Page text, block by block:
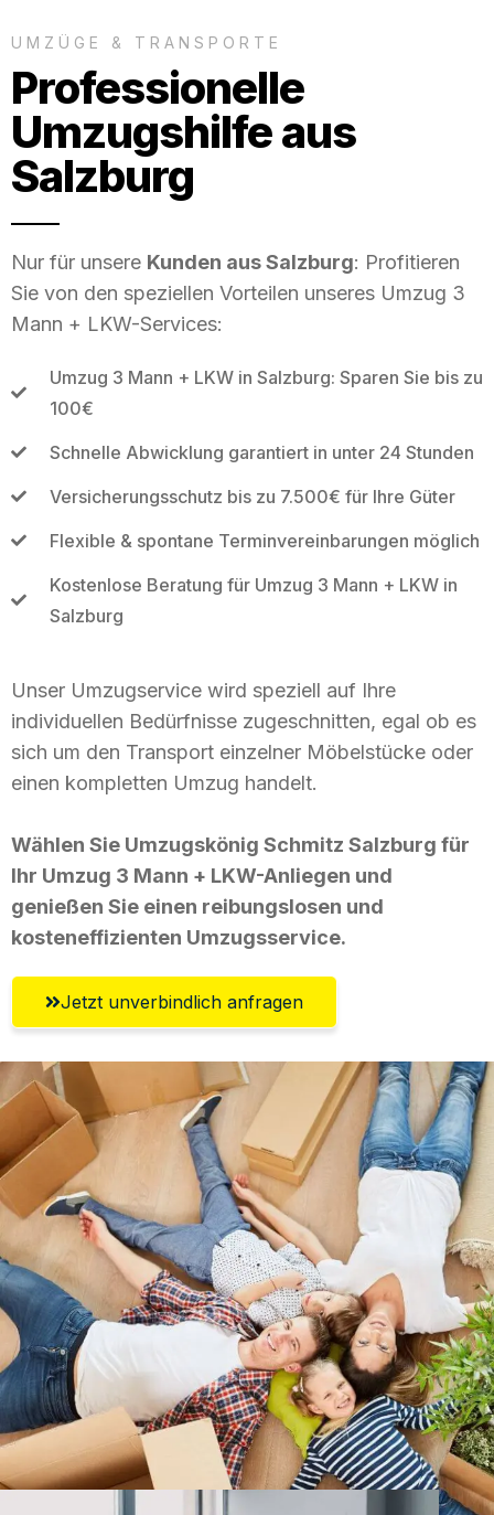
UMZÜGE & TRANSPORTE
Professionelle
Umzugshilfe aus
Salzburg
Nur für unsere Kunden aus Salzburg: Profitieren
Sie von den speziellen Vorteilen unseres Umzug 3
Mann + LKW-Services:
Umzug 3 Mann + LKW in Salzburg: Sparen Sie bis zu
100€
Schnelle Abwicklung garantiert in unter 24 Stunden
Versicherungsschutz bis zu 7.500€ für Ihre Güter
Flexible & spontane Terminvereinbarungen möglich
Kostenlose Beratung für Umzug 3 Mann + LKW in
Salzburg
Unser Umzugservice wird speziell auf Ihre
individuellen Bedürfnisse zugeschnitten, egal ob es
sich um den Transport einzelner Möbelstücke oder
einen kompletten Umzug handelt.
Wählen Sie Umzugskönig Schmitz Salzburg für
Ihr Umzug 3 Mann + LKW-Anliegen und
genießen Sie einen reibungslosen und
kosteneffizienten Umzugsservice.
Jetzt unverbindlich anfragen